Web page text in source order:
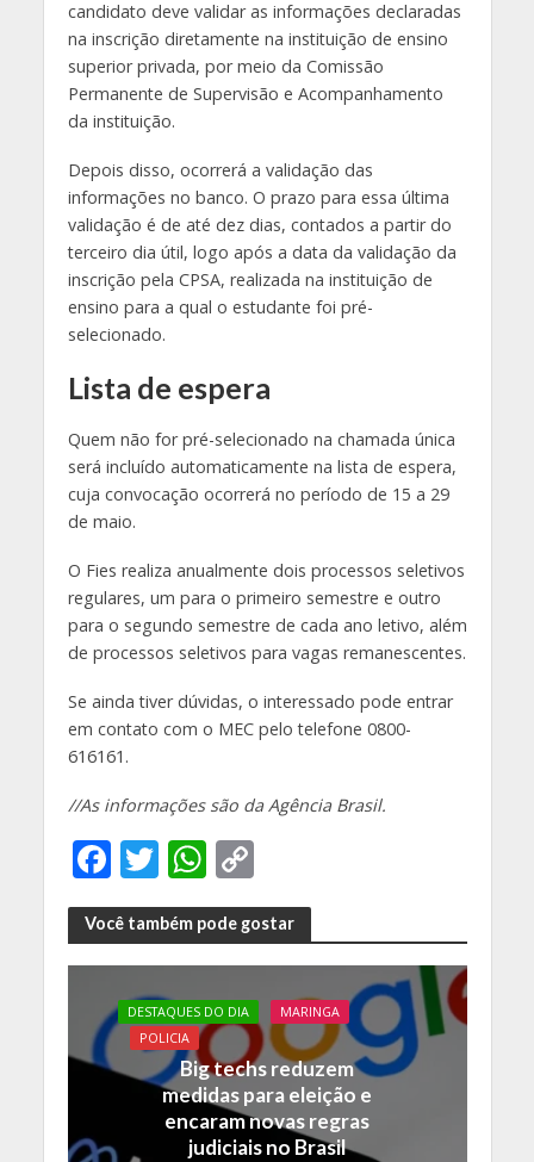
candidato deve validar as informações declaradas
na inscrição diretamente na instituição de ensino
superior privada, por meio da Comissão
Permanente de Supervisão e Acompanhamento
da instituição.
Depois disso, ocorrerá a validação das
informações no banco. O prazo para essa última
validação é de até dez dias, contados a partir do
terceiro dia útil, logo após a data da validação da
inscrição pela CPSA, realizada na instituição de
ensino para a qual o estudante foi pré-
selecionado.
Lista de espera
Quem não for pré-selecionado na chamada única
será incluído automaticamente na lista de espera,
cuja convocação ocorrerá no período de 15 a 29
de maio.
O Fies realiza anualmente dois processos seletivos
regulares, um para o primeiro semestre e outro
para o segundo semestre de cada ano letivo, além
de processos seletivos para vagas remanescentes.
Se ainda tiver dúvidas, o interessado pode entrar
em contato com o MEC pelo telefone 0800-
616161.
//As informações são da Agência Brasil.
F
ac
e
b
o
o
k
T
w
itt
er
W
h
at
s
A
p
p
C
o
p
y
Li
n
k
Você também pode gostar
DESTAQUES DO DIA
MARINGA
POLICIA
Big techs reduzem
medidas para eleição e
encaram novas regras
judiciais no Brasil